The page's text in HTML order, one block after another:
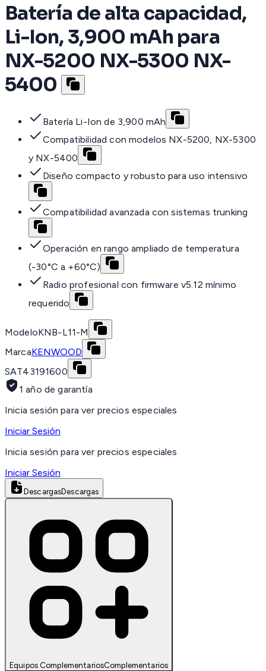
Batería de alta capacidad,
Li-Ion, 3,900 mAh para
NX-5200 NX-5300 NX-
5400
Batería Li-Ion de 3,900 mAh
Compatibilidad con modelos NX-5200, NX-5300
y NX-5400
Diseño compacto y robusto para uso intensivo
Compatibilidad avanzada con sistemas trunking
Operación en rango ampliado de temperatura
(-30°C a +60°C)
Radio profesional con firmware v5.12 mínimo
requerido
ModeloKNB-L11-M
MarcaKENWOOD
SAT43191600
1 año de garantía
Inicia sesión para ver precios especiales
Iniciar Sesión
Inicia sesión para ver precios especiales
Iniciar Sesión
DescargasDescargas
Equipos ComplementariosComplementarios